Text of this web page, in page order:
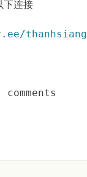
下连接
thanhsiang